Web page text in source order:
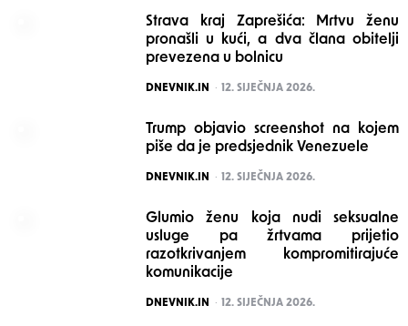
Strava kraj Zaprešića: Mrtvu ženu
pronašli u kući, a dva člana obitelji
prevezena u bolnicu
POSTED
DNEVNIK.IN 12. SIJEČNJA 2026.
Trump objavio screenshot na kojem
piše da je predsjednik Venezuele
POSTED
DNEVNIK.IN 12. SIJEČNJA 2026.
Glumio ženu koja nudi seksualne
usluge pa žrtvama prijetio
razotkrivanjem kompromitirajuće
komunikacije
POSTED
DNEVNIK.IN 12. SIJEČNJA 2026.